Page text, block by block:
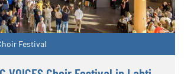
Festival